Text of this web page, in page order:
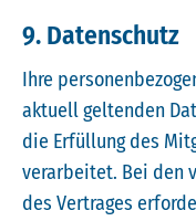
9. Datenschutz
Ihre
aktuell geltenden
die Erfüllung des
verarbeitet. Bei den
des Vertrages